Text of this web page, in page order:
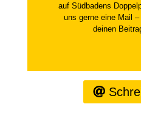
auf Südbadens
uns gerne eine Mail
deinen